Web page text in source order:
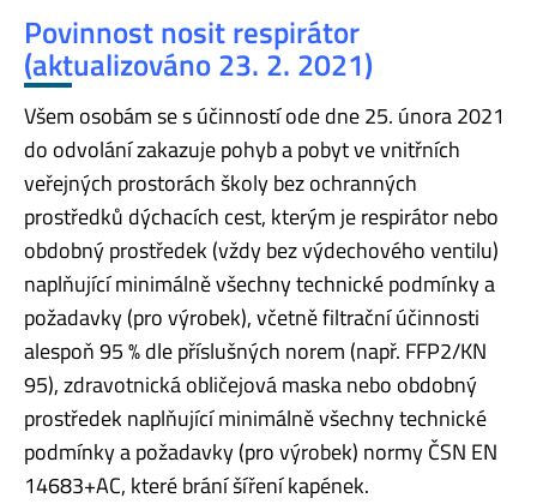
Povinnost nosit respirátor
(aktualizováno 23. 2. 2021)
Všem osobám se s účinností ode dne 25. února 2021
do odvolání zakazuje pohyb a pobyt ve vnitřních
veřejných prostorách školy bez ochranných
prostředků dýchacích cest, kterým je respirátor nebo
obdobný prostředek (vždy bez výdechového ventilu)
naplňující minimálně všechny technické podmínky a
požadavky (pro výrobek), včetně filtrační účinnosti
alespoň 95 % dle příslušných norem (např. FFP2/KN
95), zdravotnická obličejová maska nebo obdobný
prostředek naplňující minimálně všechny technické
podmínky a požadavky (pro výrobek) normy ČSN EN
14683+AC, které brání šíření kapének.